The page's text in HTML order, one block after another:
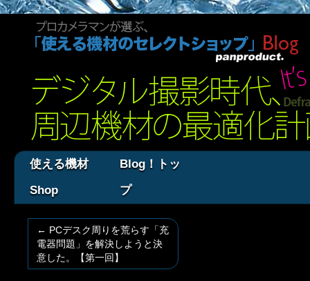
使える機材
Shop
Blog！トッ
プ
← PCデスク周りを荒らす「充
電器問題」を解決しようと決
意した。【第一回】